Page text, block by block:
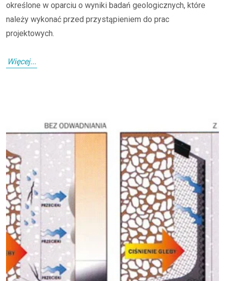
określone w oparciu o wyniki badań geologicznych, które
należy wykonać przed przystąpieniem do prac
projektowych.
Więcej...